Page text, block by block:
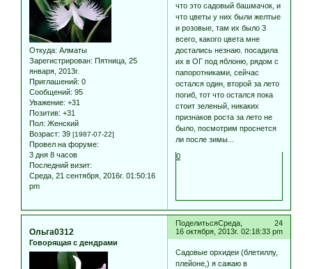
Откуда: Алматы
Зарегистрирован: Пятница, 25
января, 2013г.
Приглашений: 0
Сообщений: 95
Уважение: +31
Позитив: +31
Пол: Женский
Возраст: 39 [1987-07-22]
Провел на форуме:
3 дня 8 часов
Последний визит:
Среда, 21 сентября, 2016г. 01:50:16
pm
что это садовый башмачок, и
что цветы у них были желтые
и розовые, там их было 3
всего, какого цвета мне
достались незнаю. посадила
их в ОГ под яблоню, рядом с
папоротниками, сейчас
остался один, второй за лето
погиб, тот что остался пока
стоит зеленый, никаких
признаков роста за лето не
было, посмотрим проснется
ли после зимы...
0
Поделиться 24
Среда,
16 октября, 2013г. 02:18:33 pm
Ольга0312
Говорящая с дендрами
Садовые орхидеи (блетиллу,
плейоне,) я сажаю в